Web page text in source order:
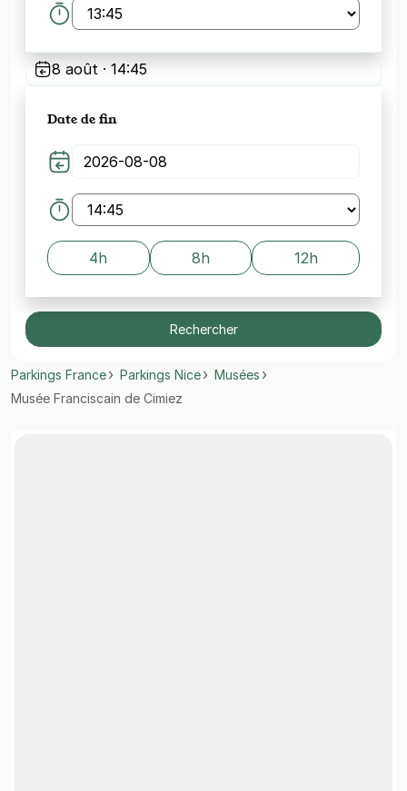
8 août · 14:45
Date de fin
4h 8h 12h
Rechercher
Parkings France Parkings Nice
Musées
Musée Franciscain de Cimiez